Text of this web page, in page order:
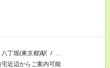
八丁堀(東京都)駅 / …
近辺からご案内可能